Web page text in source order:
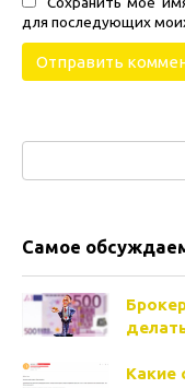
для последующих
Самое
Какие